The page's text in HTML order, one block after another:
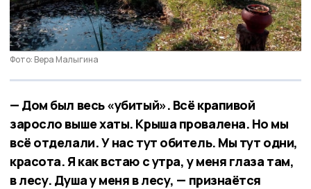
Фото: Вера Малыгина
— Дом был весь «убитый». Всё крапивой
заросло выше хаты. Крыша провалена. Но мы
всё отделали. У нас тут обитель. Мы тут одни,
красота. Я как встаю с утра, у меня глаза там,
в лесу. Душа у меня в лесу, — признаётся